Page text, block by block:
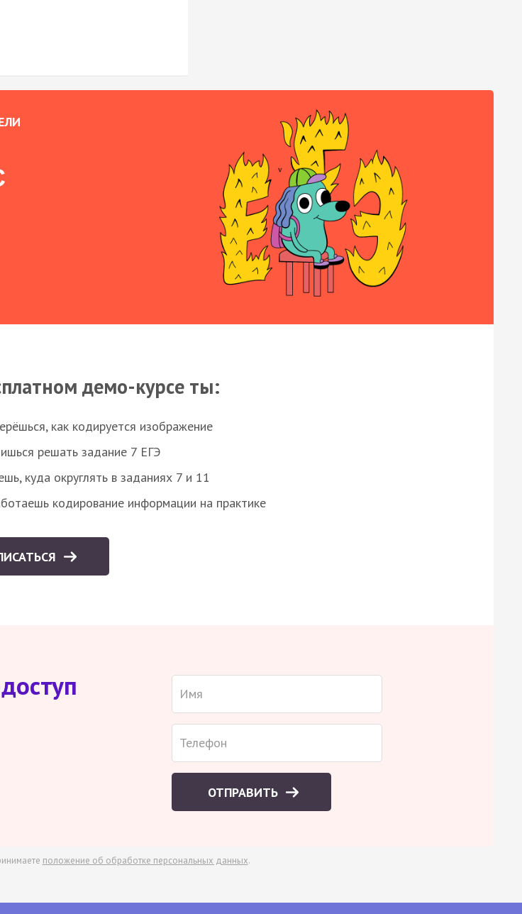
демо-курсе ты:
как кодируется изображение
решать задание 7 ЕГЭ
куда округлять в заданиях 7 и 11
кодирование информации на практике
ОТПРАВИТЬ
положение об обработке персональных данных.